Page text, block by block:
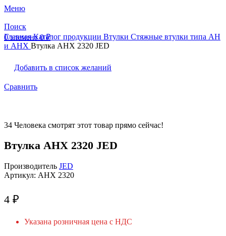
Меню
Поиск
0элемент 0₽
ГлавнаяКаталог продукции Втулки Стяжные втулки типа AH
и AHX Втулка AHX 2320 JED
Добавить в список желаний
Сравнить
34 Человека смотрят этот товар прямо сейчас!
Втулка AHX 2320 JED
Производитель JED
Артикул: AHX 2320
4 ₽
Указана розничная цена с НДС